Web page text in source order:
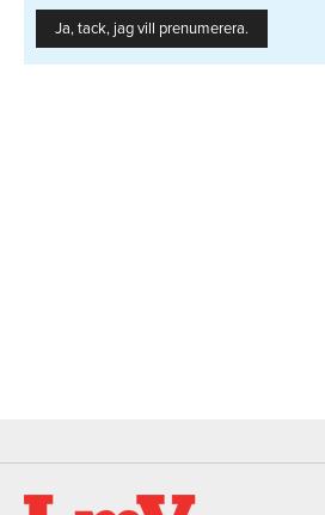
Ja, tack, jag vill prenumerera.